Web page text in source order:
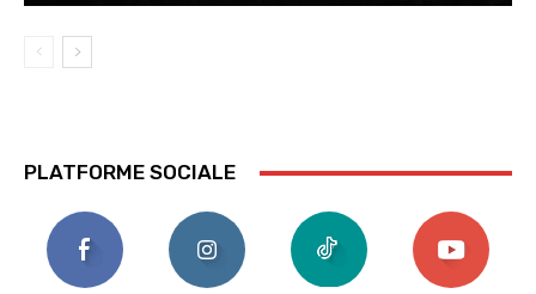
PLATFORME SOCIALE